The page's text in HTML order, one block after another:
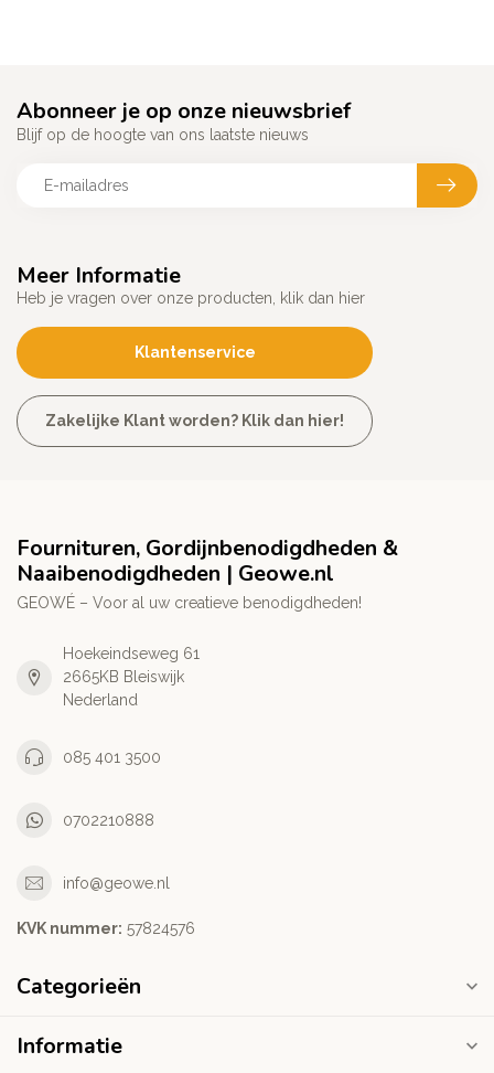
Meer Informatie
Heb je vragen over onze producten, klik dan hier
Klantenservice
Zakelijke Klant worden? Klik dan hier!
Abonneer je op onze nieuwsbrief
Blijf op de hoogte van ons laatste nieuws
Fournituren, Gordijnbenodigdheden &
Naaibenodigdheden | Geowe.nl
GEOWÉ – Voor al uw creatieve benodigdheden!
Hoekeindseweg 61
2665KB Bleiswijk
Nederland
085 401 3500
0702210888
info@geowe.nl
KVK nummer: ‭57824576‬
Categorieën
Informatie